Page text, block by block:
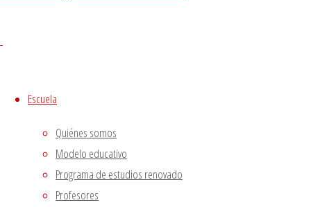
Escuela
Quiénes somos
Modelo educativo
Programa de estudios renovado
Profesores